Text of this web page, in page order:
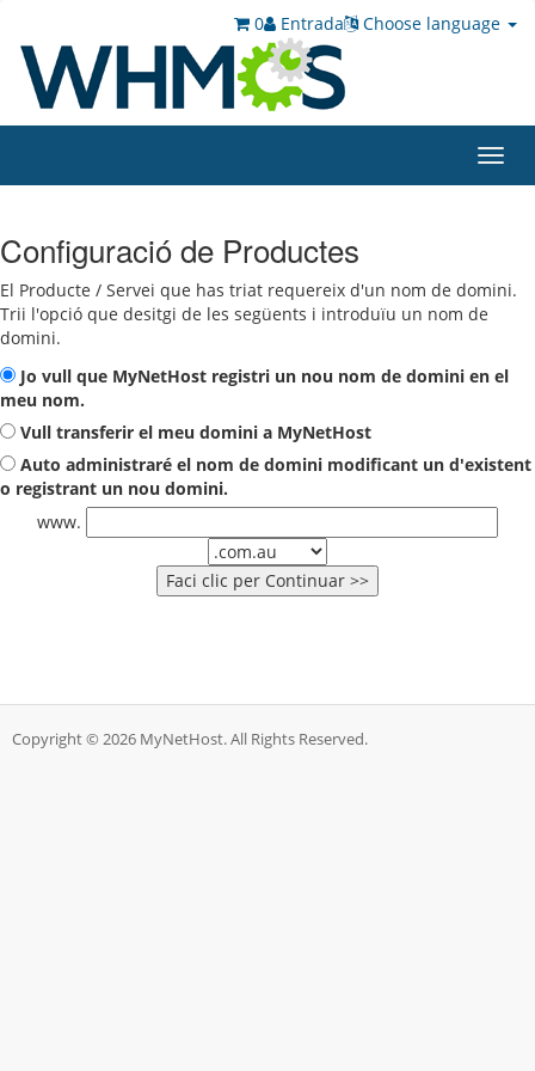
Choose language
Entrada
0
Configuració de Productes
El Producte / Servei que has triat requereix d'un nom de domini.
Trii l'opció que desitgi de les següents i introduïu un nom de
domini.
Jo vull que MyNetHost registri un nou nom de domini en el
meu nom.
Vull transferir el meu domini a MyNetHost
Auto administraré el nom de domini modificant un d'existent
o registrant un nou domini.
www.
Copyright © 2026 MyNetHost. All Rights Reserved.